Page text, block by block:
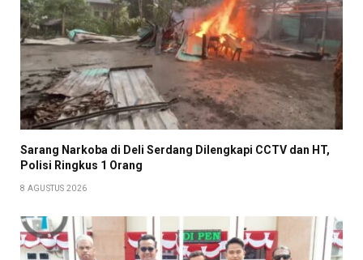
Sarang Narkoba di Deli Serdang Dilengkapi CCTV dan HT,
Polisi Ringkus 1 Orang
8 AGUSTUS 2026